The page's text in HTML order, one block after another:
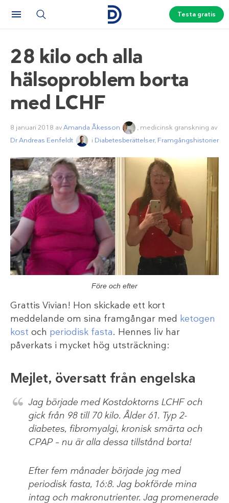
Testa gratis
28 kilo och alla
hälsoproblem borta
med LCHF
8 januari 2018 avAmanda Åkesson
, medicinsk granskning av
Dr Andreas Eenfeldt
i Diabetesberättelser, Framgångshistorier
Före och efter
Grattis Vivian! Hon skickade ett kort
meddelande om sina framgångar med ketogen
kost och periodisk fasta. Hennes liv har
påverkats i mycket hög utsträckning:
Mejlet, översatt från engelska
Jag började med Kostdoktorns LCHF och
gick från 98 till 70 kilo. Ålder 61. Typ 2-
diabetes, fibromyalgi, kronisk smärta och
CPAP – nu är alla dessa tillstånd borta!
Efter fem månader började jag med
periodisk fasta, 16:8. Jag bokförde mina
intag och makronutrienter. Jag promenerade